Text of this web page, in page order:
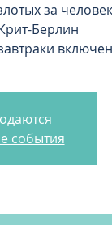
за
Берлин
события